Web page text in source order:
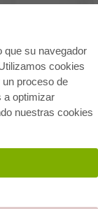
que su navegador
cookies
proceso de
a optimizar
nuestras cookies